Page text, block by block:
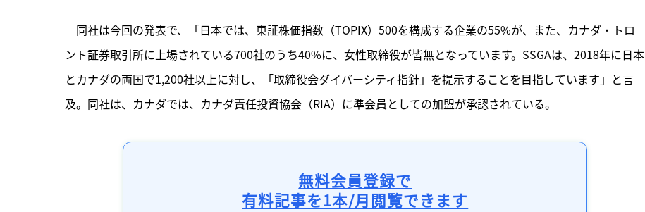
同社は今回の発表で、「日本では、東証株価指数（TOPIX）500を構成する企業の55%が、また、カナダ・トロ
ント証券取引所に上場されている700社のうち40%に、女性取締役が皆無となっています。SSGAは、2018年に日本
とカナダの両国で1,200社以上に対し、「取締役会ダイバーシティ指針」を提示することを目指しています」と言
及。同社は、カナダでは、カナダ責任投資協会（RIA）に準会員としての加盟が承認されている。
無料会員登録で
有料記事を1本/月閲覧できます